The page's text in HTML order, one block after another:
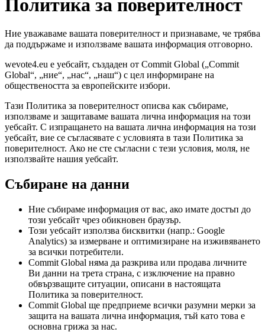
Политика за поверителност
Ние уважаваме вашата поверителност и признаваме, че трябва
да поддържаме и използваме вашата информация отговорно.
wevote4.eu е уебсайт, създаден от Commit Global („Commit
Global“, „ние“, „нас“, „наш“) с цел информиране на
обществеността за европейските избори.
Тази Политика за поверителност описва как събираме,
използваме и защитаваме вашата лична информация на този
уебсайт. С изпращането на вашата лична информация на този
уебсайт, вие се съгласявате с условията в тази Политика за
поверителност. Ако не сте съгласни с тези условия, моля, не
използвайте нашия уебсайт.
Събиране на данни
Ние събираме информация от вас, ако имате достъп до
този уебсайт чрез обикновен браузър.
Този уебсайт използва бисквитки (напр.: Google
Analytics) за измерване и оптимизиране на изживяването
за всички потребители.
Commit Global няма да разкрива или продава личните
Ви данни на трета страна, с изключение на правно
обвързващите ситуации, описани в настоящата
Политика за поверителност.
Commit Global ще предприеме всички разумни мерки за
защита на вашата лична информация, тъй като това е
основна грижа за нас.